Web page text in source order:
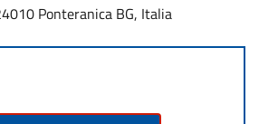
Ponteranica BG, Italia